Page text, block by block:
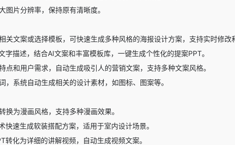
图片分辨率，保持原有清晰度。
关文案或选择模板，可快速生成多种风格的海报设计方案，支持实时修改
字描述，结合AI文案和丰富模板库，一键生成个性化的提案PPT。
点和用户需求，自动生成吸引人的营销文案，支持多种文案风格。
，系统自动生成相关的设计素材，如图标、图案等。
换为漫画风格，支持多种漫画效果。
快速生成软装搭配方案，适用于室内设计场景。
转化为详细的讲解视频，自动生成视频文案。